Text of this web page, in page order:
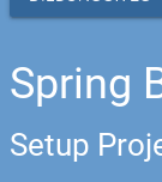
Spring
Setup